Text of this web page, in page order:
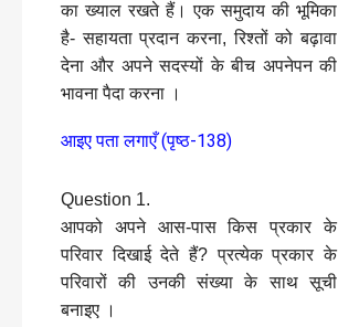
का ख्याल रखते हैं। एक समुदाय की भूमिका
है- सहायता प्रदान करना, रिश्तों को बढ़ावा
देना और अपने सदस्यों के बीच अपनेपन की
भावना पैदा करना ।
आइए पता लगाएँ (पृष्ठ-138)
Question 1.
आपको अपने आस-पास किस प्रकार के
परिवार दिखाई देते हैं? प्रत्येक प्रकार के
परिवारों की उनकी संख्या के साथ सूची
बनाइए ।